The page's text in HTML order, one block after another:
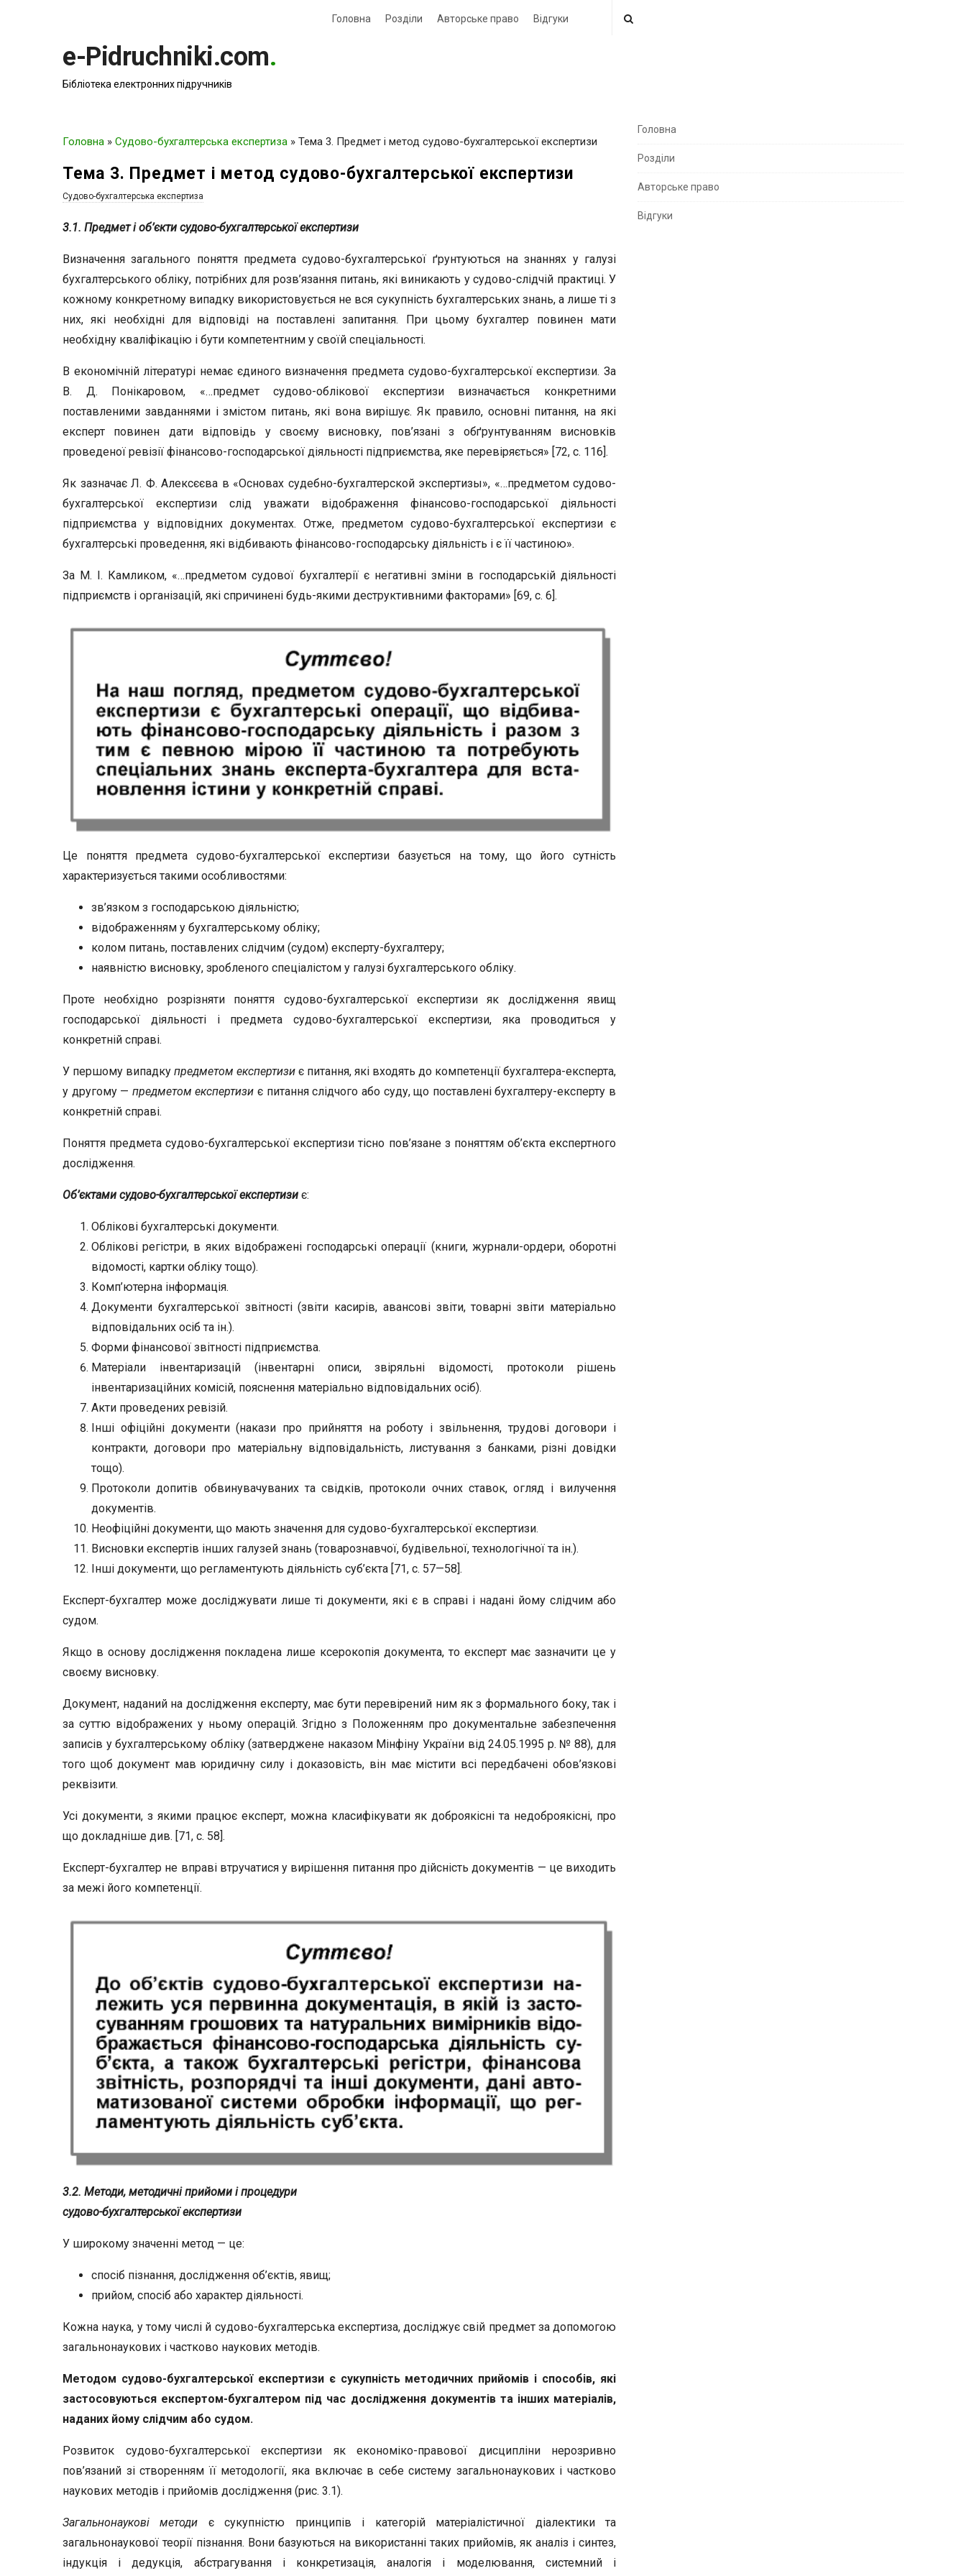
Головна Розділи Авторське право Відгуки
e-Pidruchniki.com.
Бібліотека електронних підручників
Головна » Судово-бухгалтерська експертиза » Тема 3. Предмет і метод судово-бухгалтерської експертизи
Тема 3. Предмет і метод судово-бухгалтерської експертизи
Судово-бухгалтерська експертиза
3.1. Предмет і об’єкти судово-бухгалтерської експертизи
Визначення загального поняття предмета судово-бухгалтерської ґрунтуються на знаннях у галузі
бухгалтерського обліку, потрібних для розв’язання питань, які виникають у судово-слідчій практиці. У
кожному конкретному випадку використовується не вся сукупність бухгалтерських знань, а лише ті з
них, які необхідні для відповіді на поставлені запитання. При цьому бухгалтер повинен мати
необхідну кваліфікацію і бути компетентним у своїй спеціальності.
В економічній літературі немає єдиного визначення предмета судово-бухгалтерської експертизи. За
В. Д. Понікаровом, «…предмет судово-облікової експертизи визначається конкретними
поставленими завданнями і змістом питань, які вона вирішує. Як правило, основні питання, на які
експерт повинен дати відповідь у своєму висновку, пов’язані з обґрунтуванням висновків
проведеної ревізії фінансово-господарської діяльності підприємства, яке перевіряється» [72, с. 116].
Як зазначає Л. Ф. Алексєєва в «Основах судебно-бухгалтерской экспертизы», «…предметом судово-
бухгалтерської експертизи слід уважати відображення фінансово-господарської діяльності
підприємства у відповідних документах. Отже, предметом судово-бухгалтерської експертизи є
бухгалтерські проведення, які відбивають фінансово-господарську діяльність і є її частиною».
За М. І. Камликом, «…предметом судової бухгалтерії є негативні зміни в господарській діяльності
підприємств і організацій, які спричинені будь-якими деструктивними факторами» [69, с. 6].
Це поняття предмета судово-бухгалтерської експертизи базується на тому, що його сутність
характеризується такими особливостями:
зв’язком з господарською діяльністю;
відображенням у бухгалтерському обліку;
колом питань, поставлених слідчим (судом) експерту-бухгалтеру;
наявністю висновку, зробленого спеціалістом у галузі бухгалтерського обліку.
Проте необхідно розрізняти поняття судово-бухгалтерської експертизи як дослідження явищ
господарської діяльності і предмета судово-бухгалтерської експертизи, яка проводиться у
конкретній справі.
У першому випадку предметом експертизи є питання, які входять до компетенції бухгалтера-експерта,
у другому — предметом експертизи є питання слідчого або суду, що поставлені бухгалтеру-експерту в
конкретній справі.
Поняття предмета судово-бухгалтерської експертизи тісно пов’язане з поняттям об’єкта експертного
дослідження.
Об’єктами судово-бухгалтерської експертизи є:
Облікові бухгалтерські документи.
Облікові регістри, в яких відображені господарські операції (книги, журнали-ордери, оборотні
відомості, картки обліку тощо).
Комп’ютерна інформація.
Документи бухгалтерської звітності (звіти касирів, авансові звіти, товарні звіти матеріально
відповідальних осіб та ін.).
Форми фінансової звітності підприємства.
Матеріали інвентаризацій (інвентарні описи, звіряльні відомості, протоколи рішень
інвентаризаційних комісій, пояснення матеріально відповідальних осіб).
Акти проведених ревізій.
Інші офіційні документи (накази про прийняття на роботу і звільнення, трудові договори і
контракти, договори про матеріальну відповідальність, листування з банками, різні довідки
тощо).
Протоколи допитів обвинувачуваних та свідків, протоколи очних ставок, огляд і вилучення
документів.
Неофіційні документи, що мають значення для судово-бухгалтерської експертизи.
Висновки експертів інших галузей знань (товарознавчої, будівельної, технологічної та ін.).
Інші документи, що регламентують діяльність суб’єкта [71, с. 57—58].
Експерт-бухгалтер може досліджувати лише ті документи, які є в справі і надані йому слідчим або
судом.
Якщо в основу дослідження покладена лише ксерокопія документа, то експерт має зазначити це у
своєму висновку.
Документ, наданий на дослідження експерту, має бути перевірений ним як з формального боку, так і
за суттю відображених у ньому операцій. Згідно з Положенням про документальне забезпечення
записів у бухгалтерському обліку (затверджене наказом Мінфіну України від 24.05.1995 р. № 88), для
того щоб документ мав юридичну силу і доказовість, він має містити всі передбачені обов’язкові
реквізити.
Усі документи, з якими працює експерт, можна класифікувати як доброякісні та недоброякісні, про
що докладніше див. [71, с. 58].
Експерт-бухгалтер не вправі втручатися у вирішення питання про дійсність документів — це виходить
за межі його компетенції.
3.2. Методи, методичні прийоми і процедури
судово-бухгалтерської експертизи
У широкому значенні метод — це:
спосіб пізнання, дослідження об’єктів, явищ;
прийом, спосіб або характер діяльності.
Кожна наука, у тому числі й судово-бухгалтерська експертиза, досліджує свій предмет за допомогою
загальнонаукових і частково наукових методів.
Методом судово-бухгалтерської експертизи є сукупність методичних прийомів і способів, які
застосовуються експертом-бухгалтером під час дослідження документів та інших матеріалів,
наданих йому слідчим або судом.
Розвиток судово-бухгалтерської експертизи як економіко-правової дисципліни нерозривно
пов’язаний зі створенням її методології, яка включає в себе систему загальнонаукових і частково
наукових методів і прийомів дослідження (рис. 3.1).
Загальнонаукові методи є сукупністю принципів і категорій матеріалістичної діалектики та
загальнонаукової теорії пізнання. Вони базуються на використанні таких прийомів, як аналіз і синтез,
індукція і дедукція, абстрагування і конкретизація, аналогія і моделювання, системний і
S
e
S
Головна
Розділи
Авторське право
Відгуки